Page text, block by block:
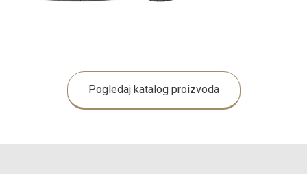
Pogledaj katalog proizvoda